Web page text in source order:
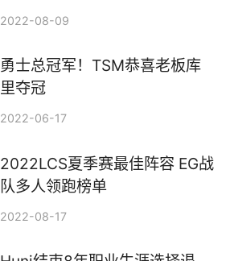
淘汰制
2022-08-09
勇士总冠军！TSM恭喜老板库
里夺冠
2022-06-17
2022LCS夏季赛最佳阵容 EG战
队多人领跑榜单
2022-08-17